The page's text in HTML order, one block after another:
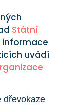
Státní
informace
uvádí
dřevokaze